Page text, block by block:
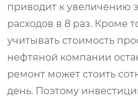
приводит к увеличению
расходов в 8 раз. Кроме
учитывать стоимость
нефтяной компании
ремонт может стоить
день. Поэтому